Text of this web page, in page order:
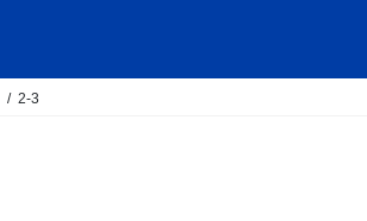
2-3